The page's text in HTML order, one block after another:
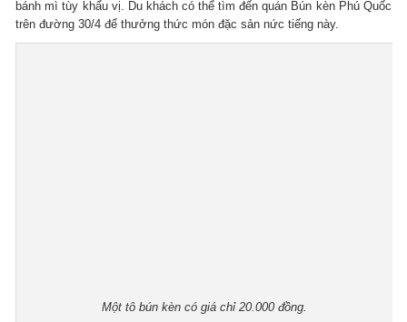
bánh mì tùy khẩu vị. Du khách có thể tìm đến quán Bún kèn Phú Quốc
trên đường 30/4 để thưởng thức món đặc sản nức tiếng này.
Một tô bún kèn có giá chỉ 20.000 đồng.